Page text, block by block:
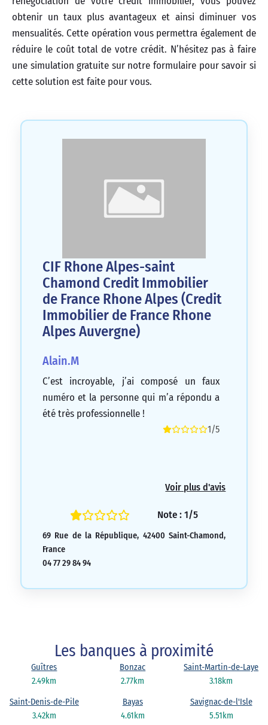
obtenir un taux plus avantageux et ainsi diminuer vos
mensualités. Cette opération vous permettra également de
réduire le coût total de votre crédit. N’hésitez pas à faire
une simulation gratuite sur notre formulaire pour savoir si
cette solution est faite pour vous.
CIF Rhone Alpes-saint
Chamond Credit Immobilier
de France Rhone Alpes (Credit
Immobilier de France Rhone
Alpes Auvergne)
Alain.M
C’est incroyable, j’ai composé un faux
numéro et la personne qui m’a répondu a
été très professionnelle !
1/5
Voir plus d'avis
Note : 1/5
69 Rue de la République, 42400 Saint-Chamond,
France
04 77 29 84 94
Les banques à proximité
2.49km
Guîtres
2.77km
Bonzac
3.18km
Saint-Martin-de-Laye
3.42km
Saint-Denis-de-Pile
4.61km
Bayas
5.51km
Savignac-de-l'Isle